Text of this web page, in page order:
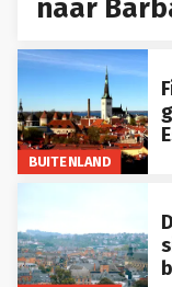
naar
BUITENLAND